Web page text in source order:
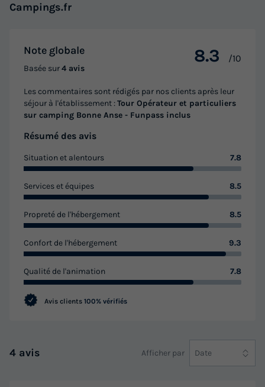
Campings.fr
Note globale
Basée sur4 avis
8.3 /10
Les commentaires sont rédigés par nos clients après leur
séjour à l'établissement :Tour Opérateur et particuliers
sur camping Bonne Anse - Funpass inclus
Résumé des avis
Situation et alentours 7.8
Services et équipes 8.5
Propreté de l'hébergement 8.5
Confort de l'hébergement 9.3
Qualité de l'animation 7.8
Avis clients 100% vérifiés
4 avis Afficher par Date